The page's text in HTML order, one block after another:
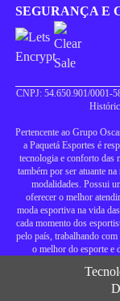
SEGURANÇA E
CNPJ: 54.650.901/0001-
Pertencente ao Grupo
a Paquetá Esportes é
tecnologia e conforto das
também por ser atuante
modalidades. Possui
oferecer o melhor
moda esportiva na vida
cada momento dos
pelo país, trabalhando
o melhor do esporte e